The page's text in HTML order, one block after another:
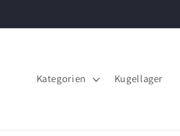
Inhalt
Kategorien Kugellager